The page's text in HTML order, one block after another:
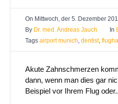
On Mittwoch, der 5. Dezember
By Dr. med. Andreas Jauch In
Tags airport munich dentist,
Akute Zahnschmerzen
dann, wenn man dies gar
Beispiel vor Ihrem Flug